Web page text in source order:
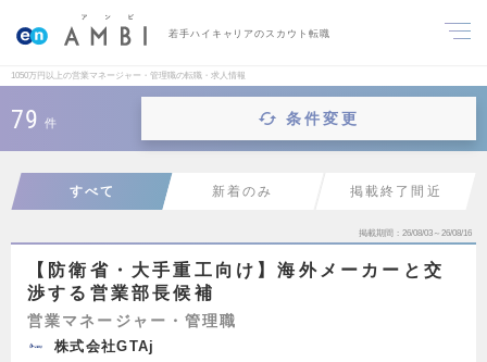
若手ハイキャリアのスカウト転職
1050万円以上の営業マネージャー・管理職の転職・求人情報
79 件 条件変更
すべて 新着のみ 掲載終了間近
掲載期間 26/08/03～26/08/16
【防衛省・大手重工向け】海外メーカーと交
渉する営業部長候補
営業マネージャー・管理職
株式会社GTAj